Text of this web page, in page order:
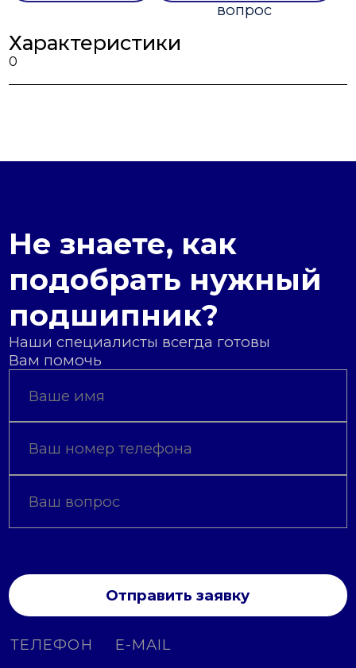
вопрос
Характеристики
0
Не знаете, как
подобрать нужный
подшипник?
Наши специалисты всегда готовы
Вам помочь
Отправить заявку
ТЕЛЕФОН E-MAIL